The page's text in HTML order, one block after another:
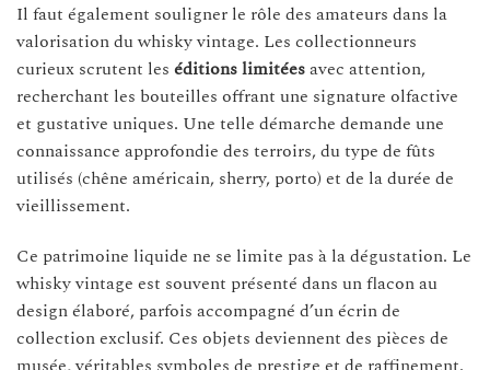
Il faut également souligner le rôle des amateurs dans la
valorisation du whisky vintage. Les collectionneurs
curieux scrutent les éditions limitéesavec attention,
recherchant les bouteilles offrant une signature olfactive
et gustative uniques. Une telle démarche demande une
connaissance approfondie des terroirs, du type de fûts
utilisés (chêne américain, sherry, porto) et de la durée de
vieillissement.
Ce patrimoine liquide ne se limite pas à la dégustation. Le
whisky vintage est souvent présenté dans un flacon au
design élaboré, parfois accompagné d’un écrin de
collection exclusif. Ces objets deviennent des pièces de